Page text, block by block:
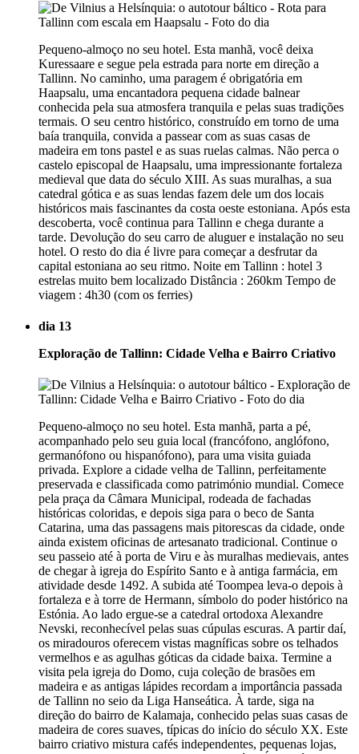
Pequeno-almoço no seu hotel. Esta manhã, você deixa
Kuressaare e segue pela estrada para norte em direção a
Tallinn. No caminho, uma paragem é obrigatória em
Haapsalu, uma encantadora pequena cidade balnear
conhecida pela sua atmosfera tranquila e pelas suas tradições
termais. O seu centro histórico, construído em torno de uma
baía tranquila, convida a passear com as suas casas de
madeira em tons pastel e as suas ruelas calmas. Não perca o
castelo episcopal de Haapsalu, uma impressionante fortaleza
medieval que data do século XIII. As suas muralhas, a sua
catedral gótica e as suas lendas fazem dele um dos locais
históricos mais fascinantes da costa oeste estoniana. Após esta
descoberta, você continua para Tallinn e chega durante a
tarde. Devolução do seu carro de aluguer e instalação no seu
hotel. O resto do dia é livre para começar a desfrutar da
capital estoniana ao seu ritmo. Noite em Tallinn : hotel 3
estrelas muito bem localizado Distância : 260km Tempo de
viagem : 4h30 (com os ferries)
dia 13
Exploração de Tallinn: Cidade Velha e Bairro Criativo
Pequeno-almoço no seu hotel. Esta manhã, parta a pé,
acompanhado pelo seu guia local (francófono, anglófono,
germanófono ou hispanófono), para uma visita guiada
privada. Explore a cidade velha de Tallinn, perfeitamente
preservada e classificada como património mundial. Comece
pela praça da Câmara Municipal, rodeada de fachadas
históricas coloridas, e depois siga para o beco de Santa
Catarina, uma das passagens mais pitorescas da cidade, onde
ainda existem oficinas de artesanato tradicional. Continue o
seu passeio até à porta de Viru e às muralhas medievais, antes
de chegar à igreja do Espírito Santo e à antiga farmácia, em
atividade desde 1492. A subida até Toompea leva-o depois à
fortaleza e à torre de Hermann, símbolo do poder histórico na
Estónia. Ao lado ergue-se a catedral ortodoxa Alexandre
Nevski, reconhecível pelas suas cúpulas escuras. A partir daí,
os miradouros oferecem vistas magníficas sobre os telhados
vermelhos e as agulhas góticas da cidade baixa. Termine a
visita pela igreja do Domo, cuja coleção de brasões em
madeira e as antigas lápides recordam a importância passada
de Tallinn no seio da Liga Hanseática. À tarde, siga na
direção do bairro de Kalamaja, conhecido pelas suas casas de
madeira de cores suaves, típicas do início do século XX. Este
bairro criativo mistura cafés independentes, pequenas lojas,